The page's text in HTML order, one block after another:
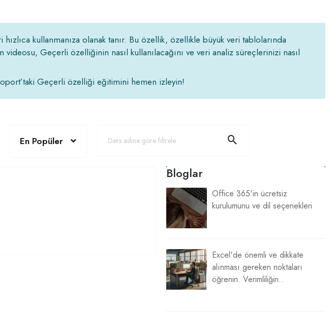
kullanmanıza olanak tanır. Bu özellik, özellikle büyük veri tablolarında
videosu, Geçerli özelliğinin nasıl kullanılacağını ve veri analiz süreçlerinizi nasıl
Geçerli özelliği eğitimini hemen izleyin!
En Popüler
Bloglar
Office 365'in ücretsiz
kurulumunu ve dil seçenekleri
Excel'de önemli ve dikkate
alınması gereken noktaları
öğrenin. Verimliliğin..